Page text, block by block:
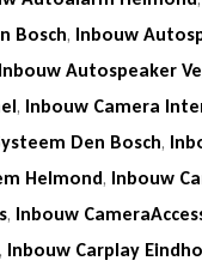
Bosch, Inbouw
Inbouw Autospeaker
, Inbouw Camera
Den Bosch,
Helmond, Inbouw
, Inbouw
, Inbouw Carplay